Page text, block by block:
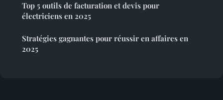
Top 5 outils de facturation et devis pour
électriciens en 2025
Stratégies gagnantes pour réussir en affaires en
2025